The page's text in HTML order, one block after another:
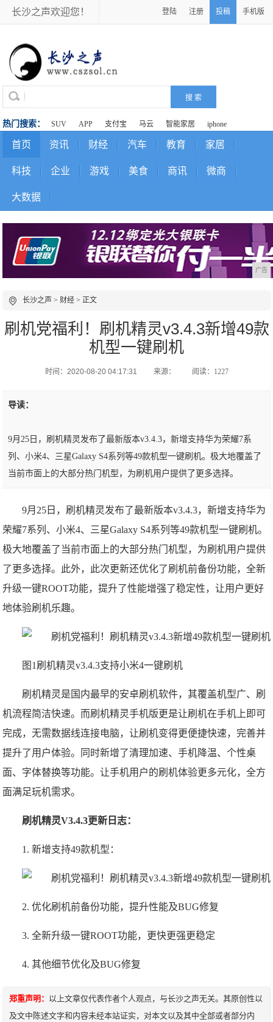
长沙之声欢迎您！ 登陆 注册 投稿 手机版
热门搜索： SUV APP 支付宝 马云 智能家居 iphone
首页 资讯 财经 汽车 教育 家居
科技 企业 游戏 美食 商讯 微商
大数据
广告
长沙之声 > 财经 > 正文
刷机党福利！刷机精灵v3.4.3新增49款
机型一键刷机
时间：2020-08-20 04:17:31 来源： 阅读：1227
导读：
9月25日，刷机精灵发布了最新版本v3.4.3，新增支持华为荣耀7系
列、小米4、三星Galaxy S4系列等49款机型一键刷机。极大地覆盖了
当前市面上的大部分热门机型，为刷机用户提供了更多选择。
9月25日，刷机精灵发布了最新版本v3.4.3，新增支持华为
荣耀7系列、小米4、三星Galaxy S4系列等49款机型一键刷机。
极大地覆盖了当前市面上的大部分热门机型，为刷机用户提供
了更多选择。此外，此次更新还优化了刷机前备份功能，全新
升级一键ROOT功能，提升了性能增强了稳定性，让用户更好
地体验刷机乐趣。
图1刷机精灵v3.4.3支持小米4一键刷机
刷机精灵是国内最早的安卓刷机软件，其覆盖机型广、刷
机流程简洁快速。而刷机精灵手机版更是让刷机在手机上即可
完成，无需数据线连接电脑，让刷机变得更便捷快速，完善并
提升了用户体验。同时新增了清理加速、手机降温、个性桌
面、字体替换等功能。让手机用户的刷机体验更多元化，全方
面满足玩机需求。
刷机精灵V3.4.3更新日志：
1. 新增支持49款机型：
2. 优化刷机前备份功能，提升性能及BUG修复
3. 全新升级一键ROOT功能，更快更强更稳定
4. 其他细节优化及BUG修复
郑重声明： 以上文章仅代表作者个人观点，与长沙之声无关。其原创性以
及文中陈述文字和内容未经本站证实，对本文以及其中全部或者部分内